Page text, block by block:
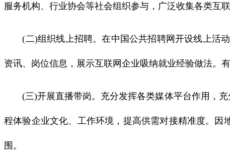
服务机构、行业协会等社会组织参与，广泛收集各类互
(二)组织线上招聘。在中国公共招聘网开设线上活动
资讯、岗位信息，展示互联网企业吸纳就业经验做法。
(三)开展直播带岗。充分发挥各类媒体平台作用，充
程体验企业文化、工作环境，提高供需对接精准度。
围。